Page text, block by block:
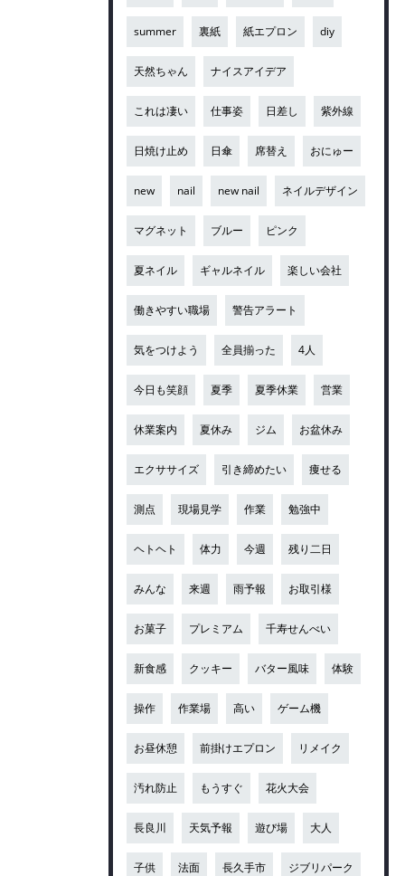
summer 裏紙 紙エプロン diy
天然ちゃん ナイスアイデア
これは凄い 仕事姿 日差し 紫外線
日焼け止め 日傘 席替え おにゅー
new nail new nail ネイルデザイン
マグネット ブルー ピンク
夏ネイル ギャルネイル 楽しい会社
働きやすい職場 警告アラート
気をつけよう 全員揃った 4人
今日も笑顔 夏季 夏季休業 営業
休業案内 夏休み ジム お盆休み
エクササイズ 引き締めたい 痩せる
測点 現場見学 作業 勉強中
ヘトヘト 体力 今週 残り二日
みんな 来週 雨予報 お取引様
お菓子 プレミアム 千寿せんべい
新食感 クッキー バター風味 体験
操作 作業場 高い ゲーム機
お昼休憩 前掛けエプロン リメイク
汚れ防止 もうすぐ 花火大会
長良川 天気予報 遊び場 大人
子供 法面 長久手市 ジブリパーク